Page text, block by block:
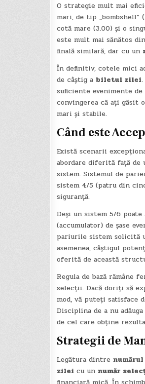
O strategie mult mai
mari, de tip „bombshell”
cotă mare (3.00) și o
este mult mai sănătos
finală similară, dar cu un
În definitiv, cotele mici
de câștig a biletul zilei
suficiente evenimente
convingerea că ați găsit
mari și stabile.
Când este
Există scenarii
abordare diferită față
sistem. Sistemul de
sistem 4/5 (patru din
siguranță.
Deși un sistem 5/6 poate
(accumulator) de șase
pariurile sistem solicită
asemenea, câștigul
oferită de această
Regula de bază rămâne
selecții. Dacă doriți să
mod, vă puteți satisface
Disciplina de a nu
de cel care obține
Strategii de
Legătura dintre
zilei cu un număr